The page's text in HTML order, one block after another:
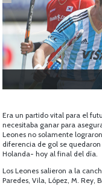
Era un partido vital para el
necesitaba ganar para
Leones no solamente
diferencia de gol se
Holanda- hoy al final del día.
Los Leones salieron a la
Paredes, Vila, López, M. Rey,